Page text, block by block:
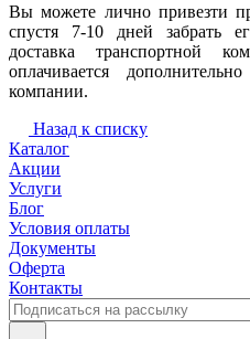
Вы можете лично привезти
спустя 7-10 дней забрать
доставка транспортной
оплачивается
компании.
Назад к списку
Каталог
Акции
Услуги
Блог
Условия оплаты
Документы
Оферта
Контакты